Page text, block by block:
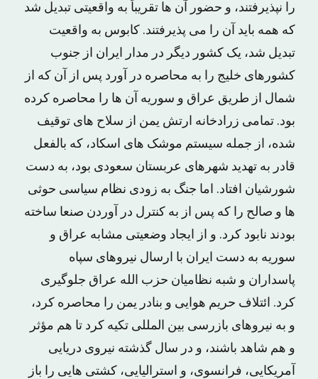
را نپذیرفتند، و حضور آن ها تقریباً به واقعیتی تبدیل شد
که همه باید آن را می پذیرفتند. کابوس به واقعیت
تبدیل شد، یک کشور دیگر در مدار ایران از جنوب
کشورهای خلیج را به محاصره در آورد پس از آن که از
شمال از طریق عراق و سوریه آن ها را محاصره کرده
بود. تمامی زرادخانه ارتش یمن از سلاح های توقیف
شده، از جمله سیستم موشک های اسکاد، که بالفعل
قادر به تهدید شهرهای عربستان سعودی بود، به دست
شورشیان افتاد. اما جنگ به زودی نظام سیاسی حوثی
ها و صالح را که پس از به کنترل در آوردن صنعا ساخته
بودند نابود کرد. و از ایجاد وضعیتی مشابه عراق و
سوریه به دست ایران با ارسال نیروهای سپاه
پاسداران و شبه نظامیان حزب الله عراق جلوگیری
کرد. ائتلاف حریم هوایی و بنادر یمن را محاصره کرد،
و به نیروهای بازرسی بین المللی تکیه کرد تا هم مؤثر
و هم شاهد باشند، و در سال گذشته نیروی دریایی
آمریکایی، فرانسوی، و استرالیایی، کشتی هایی را باز